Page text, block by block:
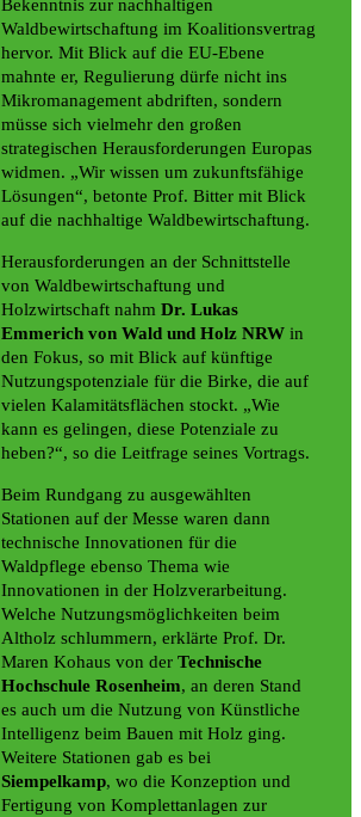
Bekenntnis zur nachhaltigen
Waldbewirtschaftung im Koalitionsvertrag
hervor. Mit Blick auf die EU-Ebene
mahnte er, Regulierung dürfe nicht ins
Mikromanagement abdriften, sondern
müsse sich vielmehr den großen
strategischen Herausforderungen Europas
widmen. „Wir wissen um zukunftsfähige
Lösungen“, betonte Prof. Bitter mit Blick
auf die nachhaltige Waldbewirtschaftung.
Herausforderungen an der Schnittstelle
von Waldbewirtschaftung und
Holzwirtschaft nahm Dr. Lukas
Emmerich von Wald und Holz NRWin
den Fokus, so mit Blick auf künftige
Nutzungspotenziale für die Birke, die auf
vielen Kalamitätsflächen stockt. „Wie
kann es gelingen, diese Potenziale zu
heben?“, so die Leitfrage seines Vortrags.
Beim Rundgang zu ausgewählten
Stationen auf der Messe waren dann
technische Innovationen für die
Waldpflege ebenso Thema wie
Innovationen in der Holzverarbeitung.
Welche Nutzungsmöglichkeiten beim
Altholz schlummern, erklärte Prof. Dr.
Maren Kohaus von der Technische
Hochschule Rosenheim, an deren Stand
es auch um die Nutzung von Künstliche
Intelligenz beim Bauen mit Holz ging.
Weitere Stationen gab es bei
Siempelkamp, wo die Konzeption und
Fertigung von Komplettanlagen zur